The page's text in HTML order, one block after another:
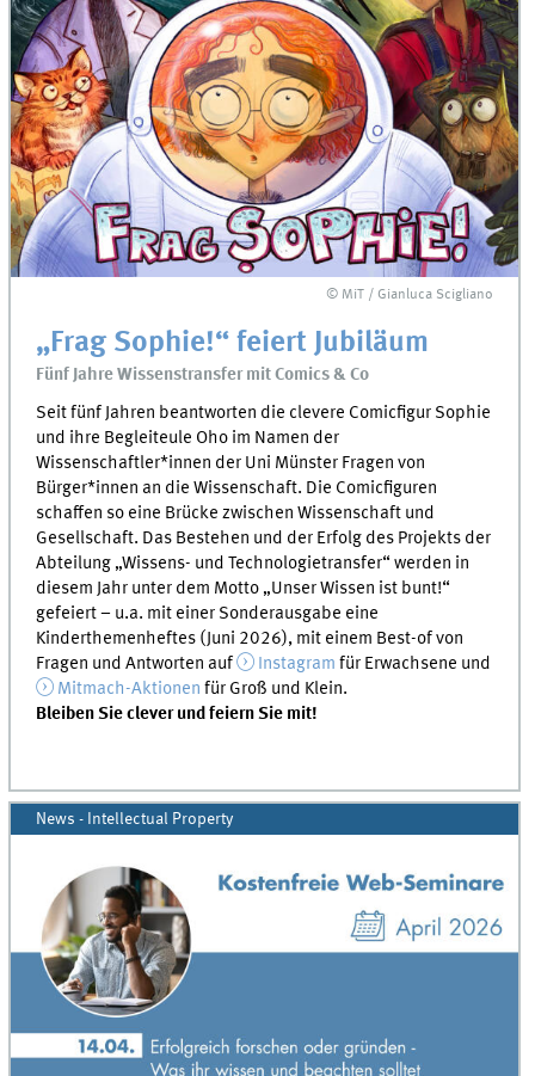
© MiT / Gianluca Scigliano
„Frag Sophie!“ feiert Jubiläum
Fünf Jahre Wissenstransfer mit Comics & Co
Seit fünf Jahren beantworten die clevere Comicfigur Sophie
und ihre Begleiteule Oho im Namen der
Wissenschaftler*innen der Uni Münster Fragen von
Bürger*innen an die Wissenschaft. Die Comicfiguren
schaffen so eine Brücke zwischen Wissenschaft und
Gesellschaft. Das Bestehen und der Erfolg des Projekts der
Abteilung „Wissens- und Technologietransfer“ werden in
diesem Jahr unter dem Motto „Unser Wissen ist bunt!“
gefeiert – u.a. mit einer Sonderausgabe eine
Kinderthemenheftes (Juni 2026), mit einem Best-of von
Fragen und Antworten auf
Instagram für Erwachsene und
Mitmach-Aktionen für Groß und Klein.
Bleiben Sie clever und feiern Sie mit!
News - Intellectual Property